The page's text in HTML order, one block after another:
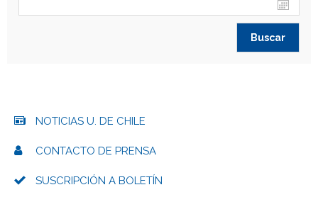
NOTICIAS U. DE CHILE
CONTACTO DE PRENSA
SUSCRIPCIÓN A BOLETÍN